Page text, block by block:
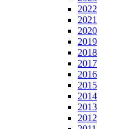
2022
2021
2020
2019
2018
2017
2016
2015
2014
2013
2012